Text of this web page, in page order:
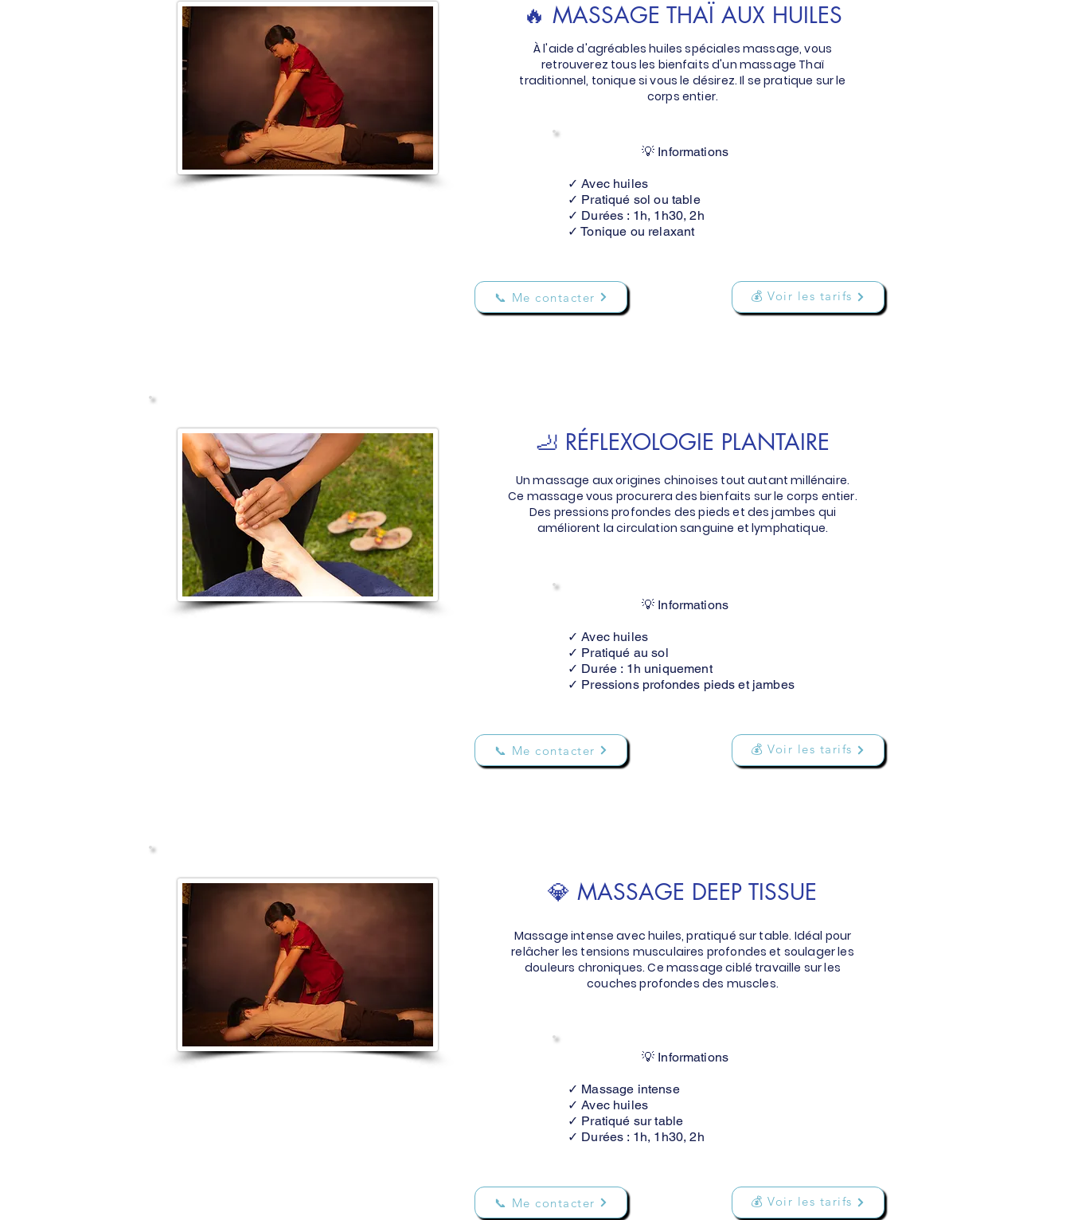
🔥 MASSAGE THAÏ AUX HUILES
À l'aide d'agréables huiles spéciales massage, vous
retrouverez tous les bienfaits d'un massage Thaï
traditionnel, tonique si vous le désirez. Il se pratique sur le
corps entier.
💡 Informations
✓ Avec huiles
✓ Pratiqué sol ou table
✓ Durées : 1h, 1h30, 2h
✓ Tonique ou relaxant
📞 Me contacter 💰 Voir les tarifs
🦶 RÉFLEXOLOGIE PLANTAIRE
Un massage aux origines chinoises tout autant millénaire.
Ce massage vous procurera des bienfaits sur le corps entier.
Des pressions profondes des pieds et des jambes qui
améliorent la circulation sanguine et lymphatique.
💡 Informations
✓ Avec huiles
✓ Pratiqué au sol
✓ Durée : 1h uniquement
✓ Pressions profondes pieds et jambes
📞 Me contacter 💰 Voir les tarifs
💎 MASSAGE DEEP TISSUE
Massage intense avec huiles, pratiqué sur table. Idéal pour
relâcher les tensions musculaires profondes et soulager les
douleurs chroniques. Ce massage ciblé travaille sur les
couches profondes des muscles.
💡 Informations
✓ Massage intense
✓ Avec huiles
✓ Pratiqué sur table
✓ Durées : 1h, 1h30, 2h
📞 Me contacter 💰 Voir les tarifs